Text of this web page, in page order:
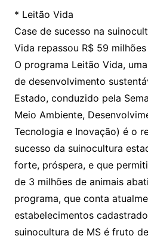
* Leitão Vida
Case de sucesso na
Vida repassou R$ 59
O programa Leitão Vida,
de desenvolvimento
Estado, conduzido pela
Meio Ambiente,
Tecnologia e Inovação) é o
sucesso da suinocultura
forte, próspera, e que
de 3 milhões de animais
programa, que conta
estabelecimentos
suinocultura de MS é fruto